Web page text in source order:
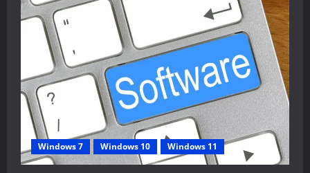
Windows 7 Windows 10 Windows 11